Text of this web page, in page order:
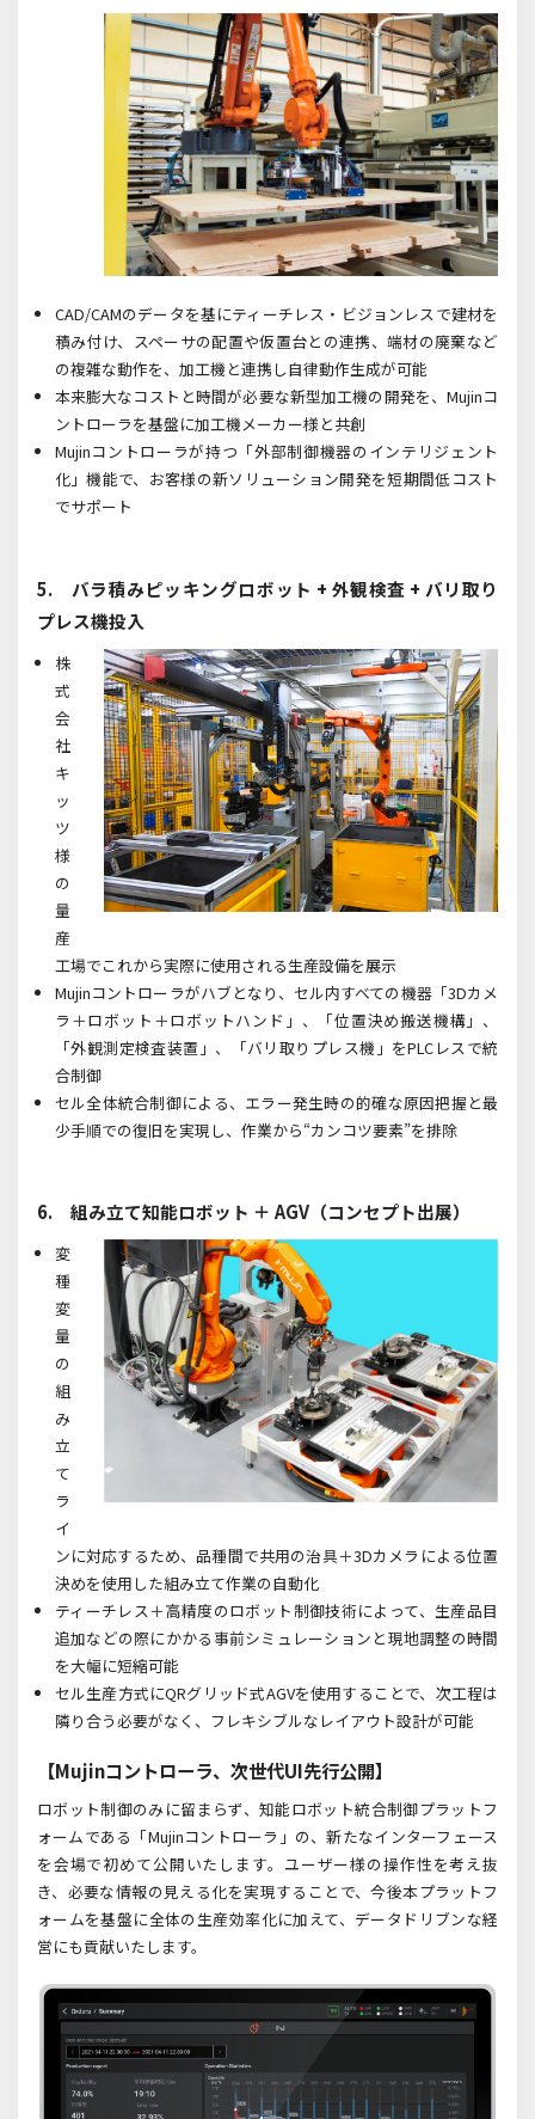
CAD/CAMのデータを基にティーチレス・ビジョンレスで建材を
積み付け、スペーサの配置や仮置台との連携、端材の廃棄など
の複雑な動作を、加工機と連携し自律動作生成が可能
本来膨大なコストと時間が必要な新型加工機の開発を、Mujinコ
ントローラを基盤に加工機メーカー様と共創
Mujinコントローラが持つ「外部制御機器のインテリジェント
化」機能で、お客様の新ソリューション開発を短期間低コスト
でサポート
5. バラ積みピッキングロボット + 外観検査 + バリ取り
プレス機投入
株
式
会
社
キ
ッ
ツ
様
の
量
産
工場でこれから実際に使用される生産設備を展示
Mujinコントローラがハブとなり、セル内すべての機器「3Dカメ
ラ＋ロボット＋ロボットハンド」、「位置決め搬送機構」、
「外観測定検査装置」、「バリ取りプレス機」をPLCレスで統
合制御
セル全体統合制御による、エラー発生時の的確な原因把握と最
少手順での復旧を実現し、作業から“カンコツ要素”を排除
6. 組み立て知能ロボット ＋ AGV（コンセプト出展）
変
種
変
量
の
組
み
立
て
ラ
イ
ンに対応するため、品種間で共用の治具＋3Dカメラによる位置
決めを使用した組み立て作業の自動化
ティーチレス＋高精度のロボット制御技術によって、生産品目
追加などの際にかかる事前シミュレーションと現地調整の時間
を大幅に短縮可能
セル生産方式にQRグリッド式AGVを使用することで、次工程は
隣り合う必要がなく、フレキシブルなレイアウト設計が可能
【Mujinコントローラ、次世代UI先行公開】
ロボット制御のみに留まらず、知能ロボット統合制御プラットフ
ォームである「Mujinコントローラ」の、新たなインターフェース
を会場で初めて公開いたします。ユーザー様の操作性を考え抜
き、必要な情報の見える化を実現することで、今後本プラットフ
ォームを基盤に全体の生産効率化に加えて、データドリブンな経
営にも貢献いたします。